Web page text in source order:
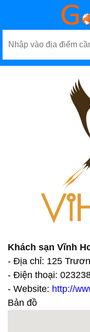
Khách sạn Vĩnh
- Địa chỉ: 125
- Điện thoại:
- Website: http://
Bản đồ